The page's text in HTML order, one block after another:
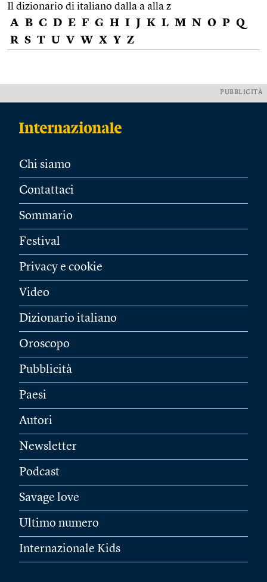
Il dizionario di italiano dalla a alla z
A B C D E F G H I J K L M N O P Q
R S T U V W X Y Z
PUBBLICITÀ
Chi siamo
Contattaci
Sommario
Festival
Privacy e cookie
Video
Dizionario italiano
Oroscopo
Pubblicità
Paesi
Autori
Newsletter
Podcast
Savage love
Ultimo numero
Internazionale Kids